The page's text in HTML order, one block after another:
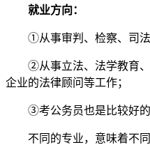
就业方向：
①从事审判、检察、司法
②从事立法、法学教育、
企业的法律顾问等工作；
③考公务员也是比较好的
不同的专业，意味着不